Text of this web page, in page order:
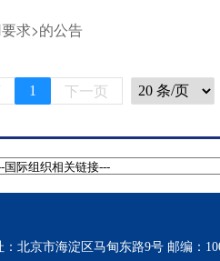
求>的公告
1 下一页
北京市海淀区马甸东路9号 邮编：